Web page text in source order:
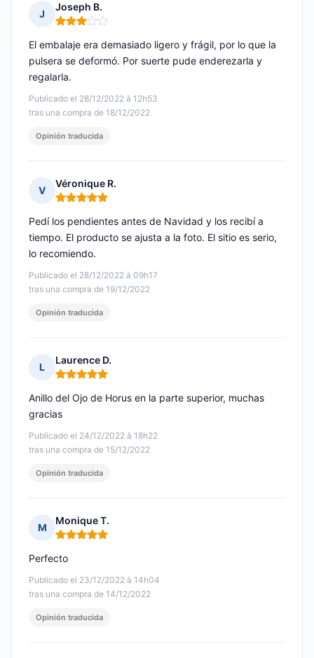
J
Joseph B.
Nota: 3 de 5
Publicado el 28/12/2022 à 12h53
tras una compra de 18/12/2022
El embalaje era demasiado ligero y frágil, por lo que la
pulsera se deformó. Por suerte pude enderezarla y
regalarla.
Opinión traducida
V
Véronique R.
Nota: 5 de 5
Publicado el 28/12/2022 à 09h17
tras una compra de 19/12/2022
Pedí los pendientes antes de Navidad y los recibí a
tiempo. El producto se ajusta a la foto. El sitio es serio,
lo recomiendo.
Opinión traducida
L
Laurence D.
Nota: 5 de 5
Publicado el 24/12/2022 à 18h22
tras una compra de 15/12/2022
Anillo del Ojo de Horus en la parte superior, muchas
gracias
Opinión traducida
M
Monique T.
Nota: 5 de 5
Publicado el 23/12/2022 à 14h04
tras una compra de 14/12/2022
Perfecto
Opinión traducida